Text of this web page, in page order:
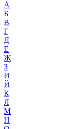
А
Б
В
Г
Д
Е
Ж
З
И
Й
К
Л
М
Н